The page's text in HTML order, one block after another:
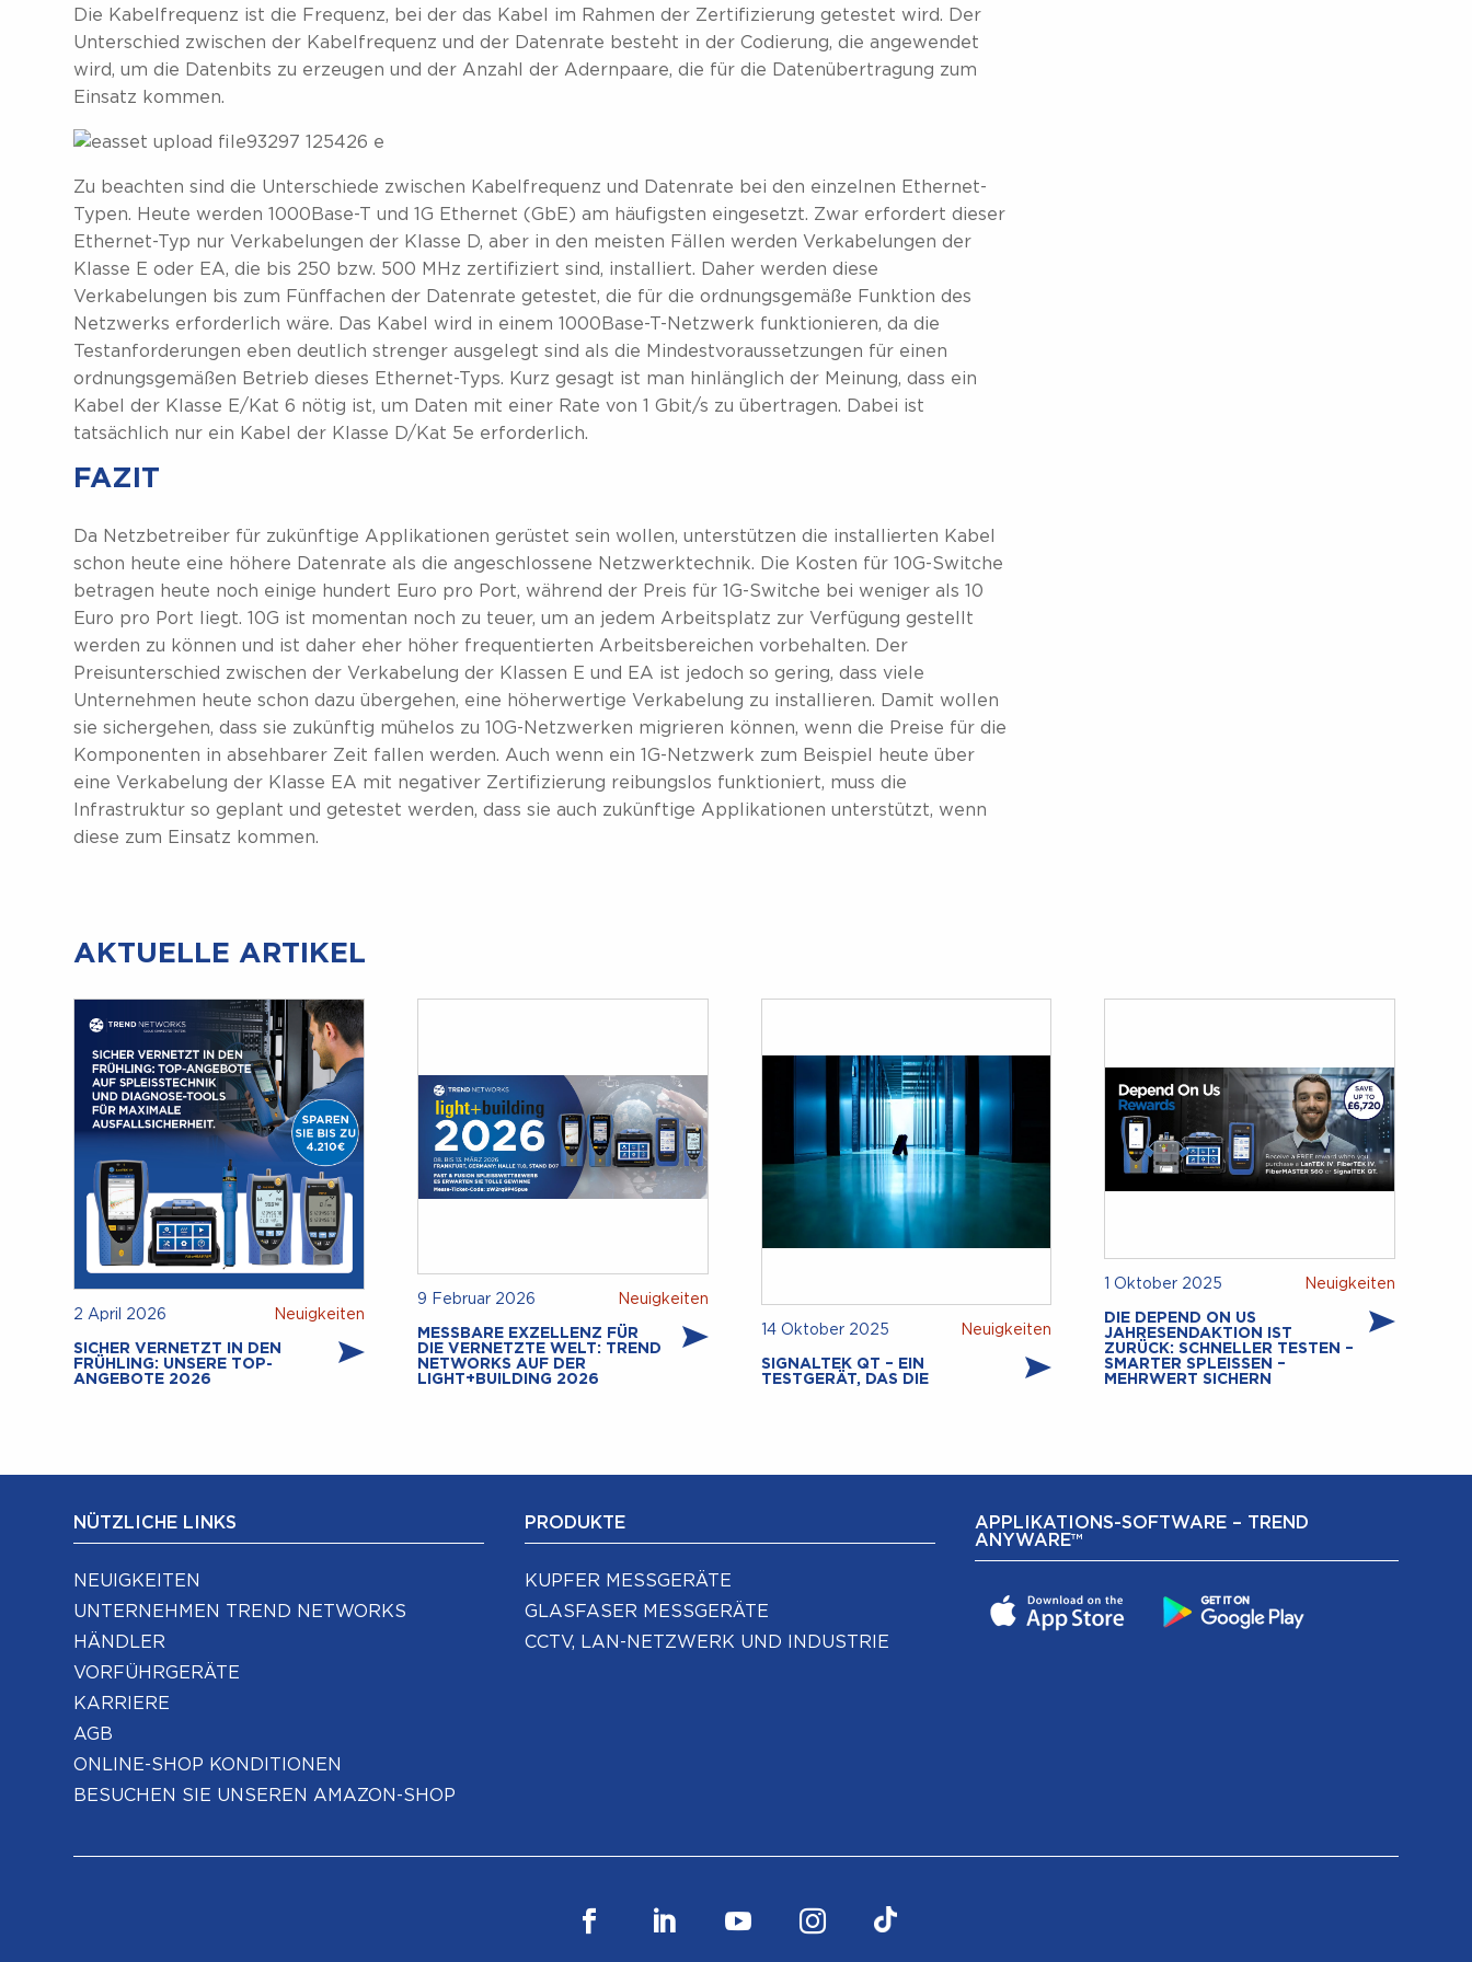
Die Kabelfrequenz ist die Frequenz, bei der das Kabel im Rahmen der Zertifizierung getestet wird. Der
Unterschied zwischen der Kabelfrequenz und der Datenrate besteht in der Codierung, die angewendet
wird, um die Datenbits zu erzeugen und der Anzahl der Adernpaare, die für die Datenübertragung zum
Einsatz kommen.
Zu beachten sind die Unterschiede zwischen Kabelfrequenz und Datenrate bei den einzelnen Ethernet-
Typen. Heute werden 1000Base-T und 1G Ethernet (GbE) am häufigsten eingesetzt. Zwar erfordert dieser
Ethernet-Typ nur Verkabelungen der Klasse D, aber in den meisten Fällen werden Verkabelungen der
Klasse E oder EA, die bis 250 bzw. 500 MHz zertifiziert sind, installiert. Daher werden diese
Verkabelungen bis zum Fünffachen der Datenrate getestet, die für die ordnungsgemäße Funktion des
Netzwerks erforderlich wäre. Das Kabel wird in einem 1000Base-T-Netzwerk funktionieren, da die
Testanforderungen eben deutlich strenger ausgelegt sind als die Mindestvoraussetzungen für einen
ordnungsgemäßen Betrieb dieses Ethernet-Typs. Kurz gesagt ist man hinlänglich der Meinung, dass ein
Kabel der Klasse E/Kat 6 nötig ist, um Daten mit einer Rate von 1 Gbit/s zu übertragen. Dabei ist
tatsächlich nur ein Kabel der Klasse D/Kat 5e erforderlich.
FAZIT
Da Netzbetreiber für zukünftige Applikationen gerüstet sein wollen, unterstützen die installierten Kabel
schon heute eine höhere Datenrate als die angeschlossene Netzwerktechnik. Die Kosten für 10G-Switche
betragen heute noch einige hundert Euro pro Port, während der Preis für 1G-Switche bei weniger als 10
Euro pro Port liegt. 10G ist momentan noch zu teuer, um an jedem Arbeitsplatz zur Verfügung gestellt
werden zu können und ist daher eher höher frequentierten Arbeitsbereichen vorbehalten. Der
Preisunterschied zwischen der Verkabelung der Klassen E und EA ist jedoch so gering, dass viele
Unternehmen heute schon dazu übergehen, eine höherwertige Verkabelung zu installieren. Damit wollen
sie sichergehen, dass sie zukünftig mühelos zu 10G-Netzwerken migrieren können, wenn die Preise für die
Komponenten in absehbarer Zeit fallen werden. Auch wenn ein 1G-Netzwerk zum Beispiel heute über
eine Verkabelung der Klasse EA mit negativer Zertifizierung reibungslos funktioniert, muss die
Infrastruktur so geplant und getestet werden, dass sie auch zukünftige Applikationen unterstützt, wenn
diese zum Einsatz kommen.
AKTUELLE ARTIKEL
2 April 2026 Neuigkeiten
SICHER VERNETZT IN DEN
FRÜHLING: UNSERE TOP-
ANGEBOTE 2026
9 Februar 2026 Neuigkeiten
MESSBARE EXZELLENZ FÜR
DIE VERNETZTE WELT: TREND
NETWORKS AUF DER
LIGHT+BUILDING 2026
14 Oktober 2025 Neuigkeiten
SIGNALTEK QT – EIN
TESTGERÄT, DAS DIE
1 Oktober 2025 Neuigkeiten
DIE DEPEND ON US
JAHRESENDAKTION IST
ZURÜCK: SCHNELLER TESTEN –
SMARTER SPLEISSEN – M
EHRWERT SICHERN
NÜTZLICHE LINKS
NEUIGKEITEN
UNTERNEHMEN TREND NETWORKS
HÄNDLER
VORFÜHRGERÄTE
KARRIERE
AGB
ONLINE-SHOP KONDITIONEN
BESUCHEN SIE UNSEREN AMAZON-SHOP
PRODUKTE
KUPFER MESSGERÄTE
GLASFASER MESSGERÄTE
CCTV, LAN-NETZWERK UND INDUSTRIE
APPLIKATIONS-SOFTWARE – TREND
ANYWARE™